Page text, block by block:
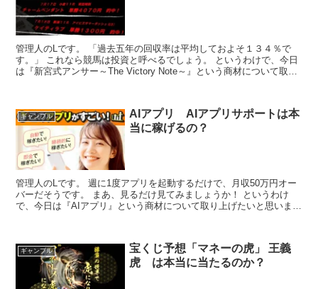
管理人のLです。 「過去五年の回収率は平均しておよそ１３４％で
す。」 これなら競馬は投資と呼べるでしょう。 というわけで、今日
は『新宮式アンサー～The Victory Note～』という商材について取り
ギャンブル
AIアプリ AIアプリサポートは本
当に稼げるの？
管理人のLです。 週に1度アプリを起動するだけで、月収50万円オー
バーだそうです。 まあ、見るだけ見てみましょうか！ というわけ
で、今日は『AIアプリ』という商材について取り上げたいと思いま
ギャンブル
宝くじ予想「マネーの虎」 王義
虎 は本当に当たるのか？